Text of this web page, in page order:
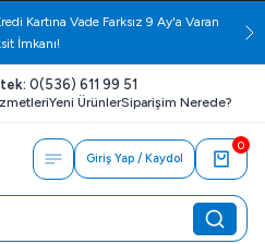
Kartına Vade Farksız 9 Ay'a Varan
İmkanı!
0(536) 611 99 51
Yeni ÜrünlerSiparişim Nerede?
Giriş Yap / Kaydol
0